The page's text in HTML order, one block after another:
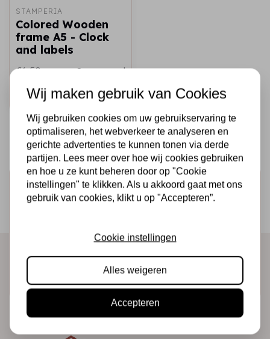
STAMPERIA
Colored Wooden
frame A5 - Clock
and labels
€6,50 Op voorraad
Snel toevoegen
Schrijf je in voor de nieuwsbrief
Ontvang als eerste onze actie en nieuwe producten
Wij maken gebruik van Cookies
Wij gebruiken cookies om uw gebruikservaring te
optimaliseren, het webverkeer te analyseren en
gerichte advertenties te kunnen tonen via derde
partijen. Lees meer over hoe wij cookies gebruiken
en hoe u ze kunt beheren door op "Cookie
instellingen" te klikken. Als u akkoord gaat met ons
gebruik van cookies, klikt u op "Accepteren”.
Cookie instellingen
Alles weigeren
Accepteren